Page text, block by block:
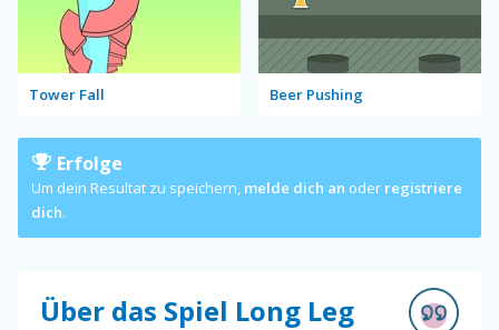
Tower Fall Beer Pushing
Erfolge
Um dein Resultat zu speichern, melde dich an oder registriere
dich.
Über das Spiel Long Leg